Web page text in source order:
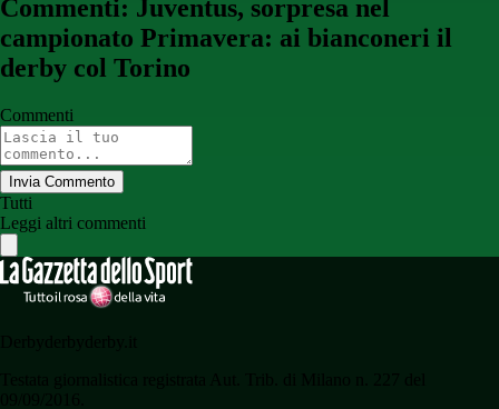
Commenti: Juventus, sorpresa nel
campionato Primavera: ai bianconeri il
derby col Torino
Commenti
Invia Commento
Tutti
Leggi altri commenti